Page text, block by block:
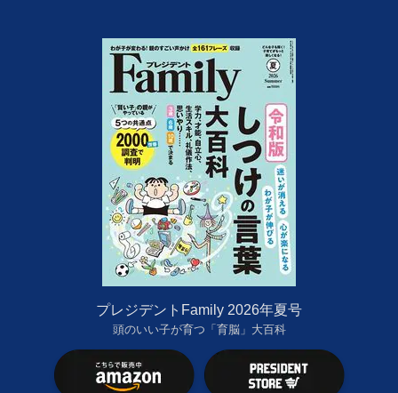
プレジデントFamily 2026年夏号
頭のいい子が育つ「育脳」大百科